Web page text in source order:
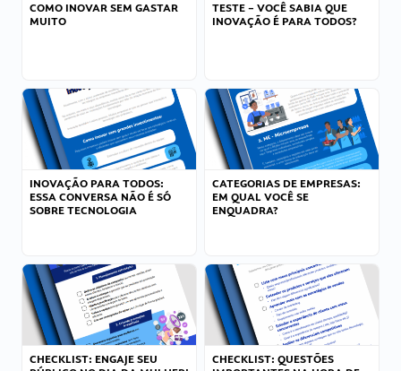
COMO INOVAR SEM GASTAR
MUITO
TESTE – VOCÊ SABIA QUE
INOVAÇÃO É PARA TODOS?
INOVAÇÃO PARA TODOS:
ESSA CONVERSA NÃO É SÓ
SOBRE TECNOLOGIA
CATEGORIAS DE EMPRESAS:
EM QUAL VOCÊ SE
ENQUADRA?
CHECKLIST: ENGAJE SEU
CHECKLIST: QUESTÕES